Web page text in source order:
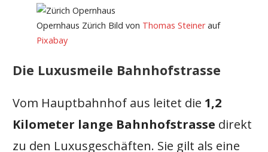
Opernhaus Zürich Bild von Thomas Steinerauf
Pixabay
Die Luxusmeile Bahnhofstrasse
Vom Hauptbahnhof aus leitet die 1,2
Kilometer lange Bahnhofstrasse direkt
zu den Luxusgeschäften. Sie gilt als eine